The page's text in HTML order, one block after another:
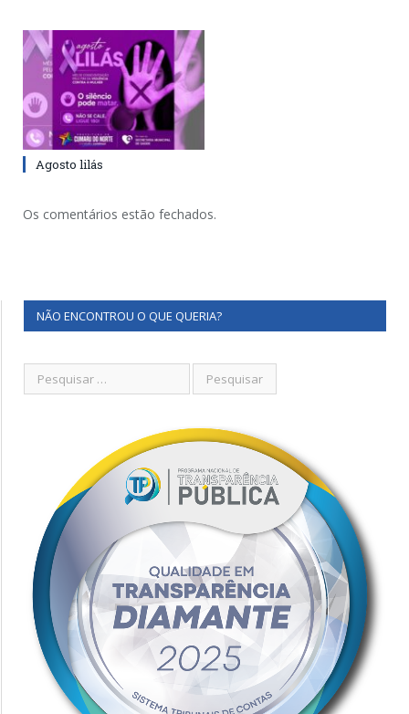
Agosto lilás
Os comentários estão fechados.
NÃO ENCONTROU O QUE QUERIA?